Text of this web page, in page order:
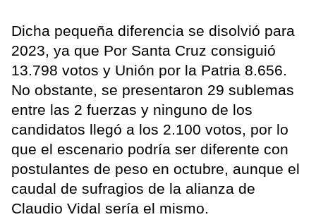
Dicha pequeña diferencia se disolvió para
2023, ya que Por Santa Cruz consiguió
13.798 votos y Unión por la Patria 8.656.
No obstante, se presentaron 29 sublemas
entre las 2 fuerzas y ninguno de los
candidatos llegó a los 2.100 votos, por lo
que el escenario podría ser diferente con
postulantes de peso en octubre, aunque el
caudal de sufragios de la alianza de
Claudio Vidal sería el mismo.